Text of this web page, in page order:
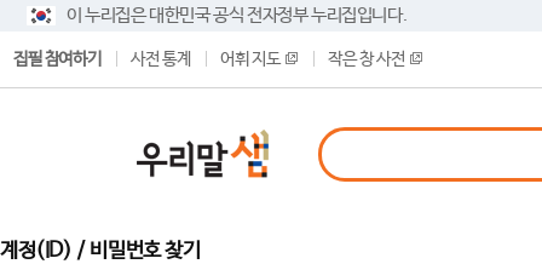
이 누리집은 대한민국 공식 전자정부 누리집입니다.
집필 참여하기 사전 통계 어휘 지도 작은 창 사전
계정(ID) / 비밀번호 찾기